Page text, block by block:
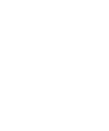
ELF PRIVE
Yüksek kaliteli pamuk
Nanak Yeşil
Rengamoda
Rengamoda'nın krep